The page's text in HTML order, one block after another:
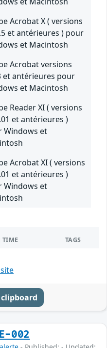
Acrobat X ( versions
et antérieures ) pour
et Macintosh
Acrobat versions
et antérieures pour
et Macintosh
Reader XI ( versions
et antérieures )
Windows et
Acrobat XI ( versions
et antérieures )
Windows et
TIME TAGS
clipboard
002